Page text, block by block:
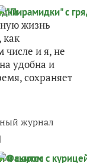
жизнь
как
числе и я, не
удобна и
сохраняет
журнал